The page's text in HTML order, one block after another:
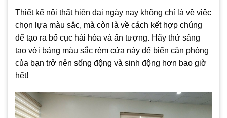
Thiết kế nội thất hiện đại ngày nay không chỉ là về việc
chọn lựa màu sắc, mà còn là về cách kết hợp chúng
để tạo ra bố cục hài hòa và ấn tượng. Hãy thử sáng
tạo với bảng màu sắc rèm cửa này để biến căn phòng
của bạn trở nên sống động và sinh động hơn bao giờ
hết!